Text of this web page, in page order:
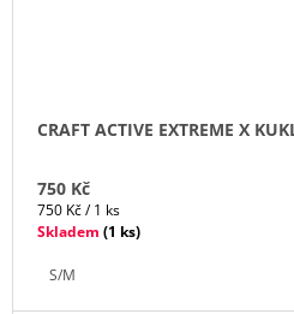
CRAFT ACTIVE EXTREME X
750 Kč
Měrná
cena:
750 Kč / 1 ks
Skladem (1 ks)
S/M